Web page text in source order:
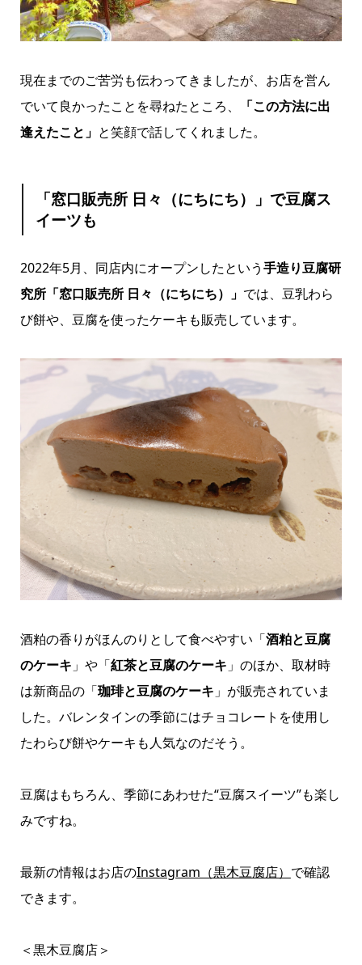
現在までのご苦労も伝わってきましたが、お店を営ん
でいて良かったことを尋ねたところ、
「この方法に出
逢えたこと」 と笑顔で話してくれました。
「窓口販売所 日々（にちにち）」で豆腐ス
イーツも
2022年5月、同店内にオープンしたという手造り豆腐研
究所「窓口販売所 日々（にちにち）」 では、豆乳わら
び餅や、豆腐を使ったケーキも販売しています。
酒粕の香りがほんのりとして食べやすい「酒粕と豆腐
のケーキ 」や「紅茶と豆腐のケーキ 」のほか、取材時
は新商品の「珈琲と豆腐のケーキ 」が販売されていま
した。バレンタインの季節にはチョコレートを使用し
たわらび餅やケーキも人気なのだそう。
豆腐はもちろん、季節にあわせた“豆腐スイーツ”も楽し
みですね。
最新の情報はお店のInstagram（黒木豆腐店） で確認
できます。
＜黒木豆腐店＞